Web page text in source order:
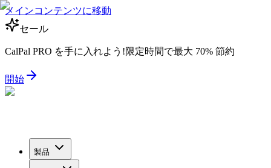
メインコンテンツに移動
セール
CalPal PRO を手に入れよう!限定時間で最大 70% 節約
開始
製品